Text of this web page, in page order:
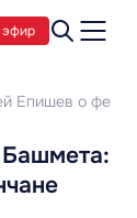
эфир
Епишев о